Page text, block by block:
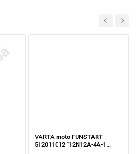
VARTA moto FUNSTART
512011012 "12N12A-4A-1
YB12A-A"